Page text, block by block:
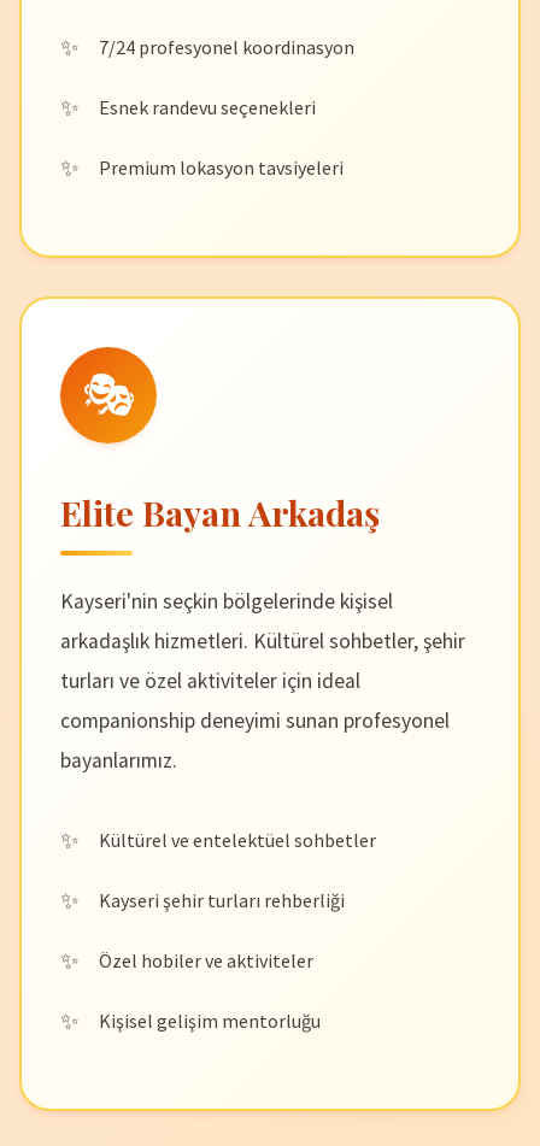
7/24 profesyonel koordinasyon
Esnek randevu seçenekleri
Premium lokasyon tavsiyeleri
🎭
Elite Bayan Arkadaş
Kayseri'nin seçkin bölgelerinde kişisel
arkadaşlık hizmetleri. Kültürel sohbetler, şehir
turları ve özel aktiviteler için ideal
companionship deneyimi sunan profesyonel
bayanlarımız.
Kültürel ve entelektüel sohbetler
Kayseri şehir turları rehberliği
Özel hobiler ve aktiviteler
Kişisel gelişim mentorluğu